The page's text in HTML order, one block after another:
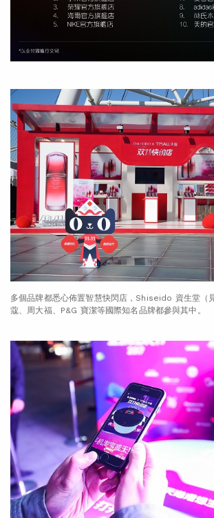
多個品牌都悉心佈置智慧快閃店，Shiseido 資生堂（
蔻、周大福、P&G 寶潔等國際知名品牌都參與其中。